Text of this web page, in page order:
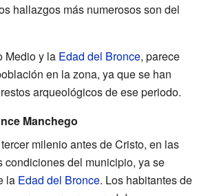
hallazgos más numerosos son del
Medio y la Edad del Bronce, parece
en la zona, ya que se han
arqueológicos de ese periodo.
Manchego
milenio antes de Cristo, en las
condiciones del municipio, ya se
la Edad del Bronce. Los habitantes de